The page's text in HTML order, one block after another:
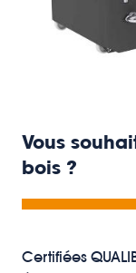
Vous
bois ?
Certifiées